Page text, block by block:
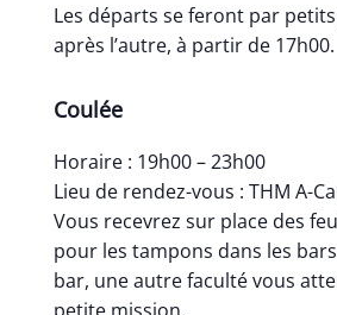
Les départs se feront par petits
après l’autre, à partir de 17h00.
Coulée
Horaire : 19h00 – 23h00
Lieu de rendez-vous : THM A-
Vous recevrez sur place des
pour les tampons dans les
bar, une autre faculté vous